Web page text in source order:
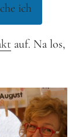
ich
auf. Na los,